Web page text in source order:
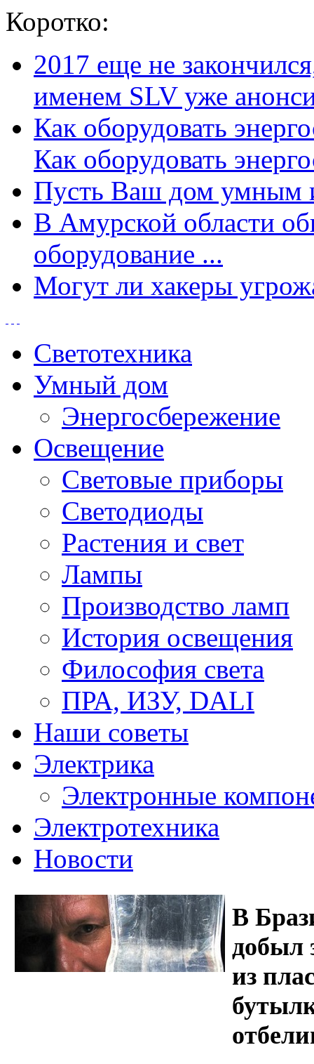
Коротко:
2017 еще не
именем SLV уже
Как оборудовать
Как оборудовать
Пусть Ваш дом умным
В Амурской области
оборудование ...
Могут ли хакеры
Светотехника
Умный дом
Энергосбережение
Освещение
Световые приборы
Светодиоды
Растения и свет
Лампы
Производство ламп
История освещения
Философия света
ПРА, ИЗУ, DALI
Наши советы
Электрика
Электронные
Электротехника
Новости
В
добыл
из